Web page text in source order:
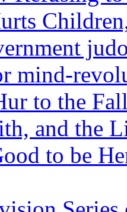
mind-
to the
and the
to be